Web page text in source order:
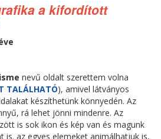
a kifordított
nevű oldalt szerettem volna
TALÁLHATÓ), amivel látványos
készíthetünk könnyedén. Az
rá lehet jönni mindenre. Az
is sok ikon és kép van és magunk
is. az egyes elemeket animálhatjuk is,